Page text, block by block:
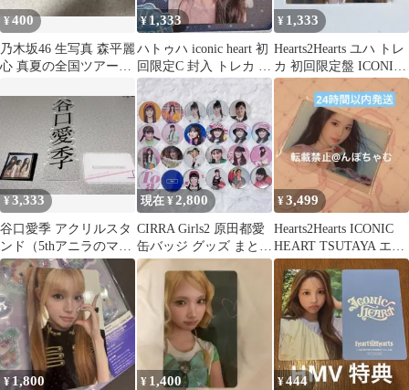
¥400
乃木坂46 生写真 森平麗
心 真夏の全国ツアー
¥1,333
ハトゥハ iconic heart 初
回限定C 封入 トレカ エ
イナ
¥ 1,333
Hearts2Hearts ユハ トレ
カ 初回限定盤 ICONIC
HEART
¥3,333
谷口愛季 アクリルスタ
ンド（5thアニラのマグ
ネット付き！）
現在 ¥2,800
CIRRA Girls2 原田都愛
缶バッジ グッズ まとめ
売り 23個
¥3,499
Hearts2Hearts ICONIC
HEART TSUTAYA エイ
ナ
¥1,800 ¥ 1,400 ¥444